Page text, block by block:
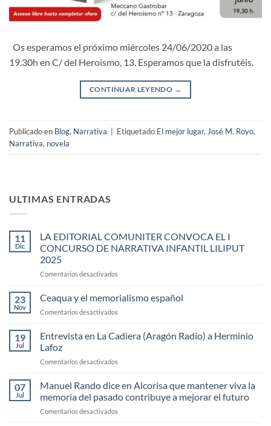
Os esperamos el próximo miércoles 24/06/2020 a las
19.30h en C/ del Heroísmo, 13. Esperamos que la disfrutéis.
CONTINUAR LEYENDO →
Publicado en Blog, Narrativa | Etiquetado El mejor lugar, José M. Royo,
Narrativa, novela
ULTIMAS ENTRADAS
11
Dic
LA EDITORIAL COMUNITER CONVOCA EL I
CONCURSO DE NARRATIVA INFANTIL LILIPUT
2025
Comentarios desactivados
EDITORIAL
COMUNITER
CONVOCA
I
NARRATIVA
LILIPUT
2025
23
Nov
Ceaqua y el memorialismo español
Comentarios desactivados
el
español
19
Jul
Entrevista en La Cadiera (Aragón Radio) a Herminio
Lafoz
Comentarios desactivados
La
Cadiera
(Aragón
07
Jul
Manuel Rando dice en Alcorisa que mantener viva la
memoria del pasado contribuye a mejorar el futuro
Comentarios desactivados